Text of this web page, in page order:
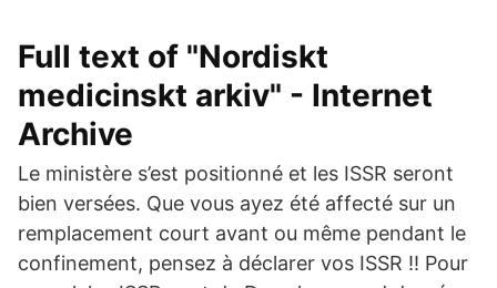
Full text of "Nordiskt
medicinskt arkiv" - Internet
Archive
Le ministère s’est positionné et les ISSR seront
bien versées. Que vous ayez été affecté sur un
remplacement court avant ou même pendant le
confinement, pensez à déclarer vos ISSR !! Pour